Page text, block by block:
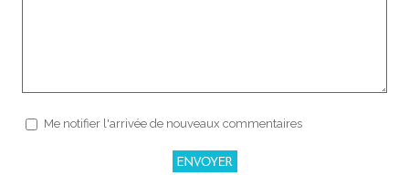
Me notifier l'arrivée de nouveaux commentaires